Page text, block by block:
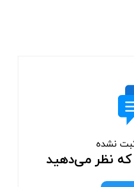
نشده
که نظر می‌دهید